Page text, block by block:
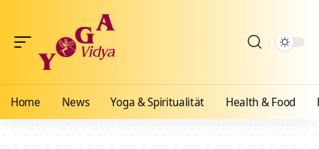
Home News Yoga & Spiritualität Health & Food